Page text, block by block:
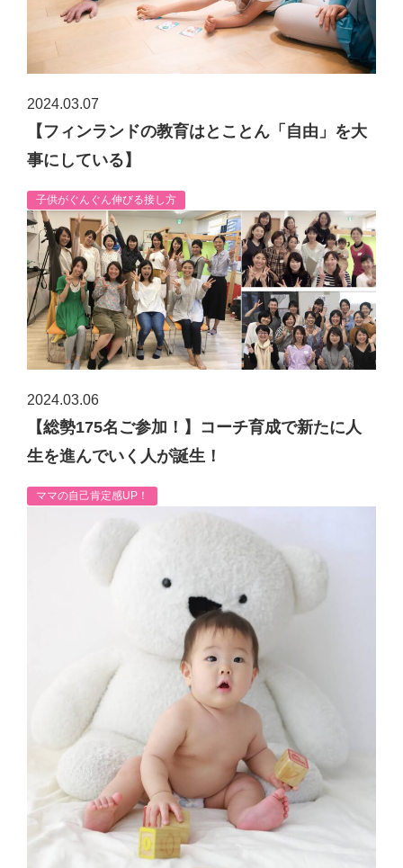
2024.03.07
【フィンランドの教育はとことん「自由」を大
事にしている】
子供がぐんぐん伸びる接し方
2024.03.06
【総勢175名ご参加！】コーチ育成で新たに人
生を進んでいく人が誕生！
ママの自己肯定感UP！